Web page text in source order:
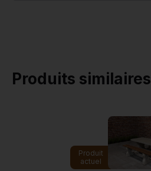
Produits similaires
Produit
actuel